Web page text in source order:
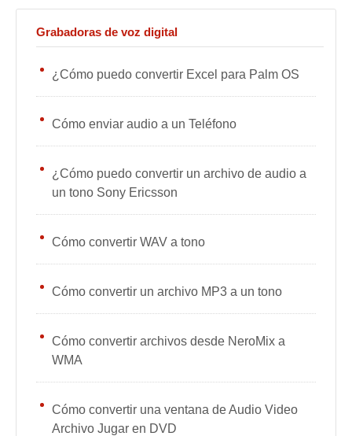
Grabadoras de voz digital
¿Cómo puedo convertir Excel para Palm OS
Cómo enviar audio a un Teléfono
¿Cómo puedo convertir un archivo de audio a
un tono Sony Ericsson
Cómo convertir WAV a tono
Cómo convertir un archivo MP3 a un tono
Cómo convertir archivos desde NeroMix a
WMA
Cómo convertir una ventana de Audio Video
Archivo Jugar en DVD